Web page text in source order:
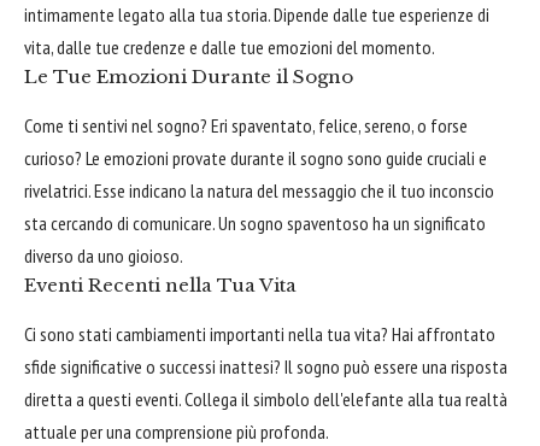
intimamente legato alla tua storia. Dipende dalle tue esperienze di
vita, dalle tue credenze e dalle tue emozioni del momento.
Le Tue Emozioni Durante il Sogno
Come ti sentivi nel sogno? Eri spaventato, felice, sereno, o forse
curioso? Le emozioni provate durante il sogno sono guide cruciali e
rivelatrici. Esse indicano la natura del messaggio che il tuo inconscio
sta cercando di comunicare. Un sogno spaventoso ha un significato
diverso da uno gioioso.
Eventi Recenti nella Tua Vita
Ci sono stati cambiamenti importanti nella tua vita? Hai affrontato
sfide significative o successi inattesi? Il sogno può essere una risposta
diretta a questi eventi. Collega il simbolo dell'elefante alla tua realtà
attuale per una comprensione più profonda.